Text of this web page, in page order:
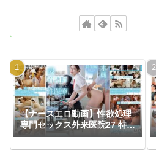
【ナースエロ動画】性欲処理
専門セックス外来医院27 特別
編 SODSTAR 神木麗 妻とし
て、看護師として、性医療に